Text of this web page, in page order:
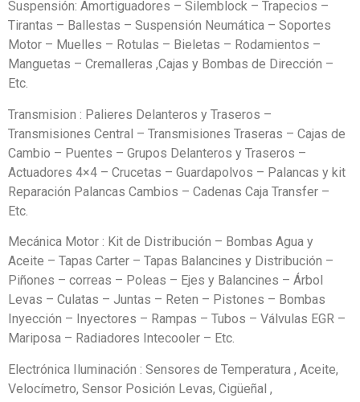
Suspensión: Amortiguadores – Silemblock – Trapecios –
Tirantas – Ballestas – Suspensión Neumática – Soportes
Motor – Muelles – Rotulas – Bieletas – Rodamientos –
Manguetas – Cremalleras ,Cajas y Bombas de Dirección –
Etc.
Transmision : Palieres Delanteros y Traseros –
Transmisiones Central – Transmisiones Traseras – Cajas de
Cambio – Puentes – Grupos Delanteros y Traseros –
Actuadores 4×4 – Crucetas – Guardapolvos – Palancas y kit
Reparación Palancas Cambios – Cadenas Caja Transfer –
Etc.
Mecánica Motor : Kit de Distribución – Bombas Agua y
Aceite – Tapas Carter – Tapas Balancines y Distribución –
Piñones – correas – Poleas – Ejes y Balancines – Árbol
Levas – Culatas – Juntas – Reten – Pistones – Bombas
Inyección – Inyectores – Rampas – Tubos – Válvulas EGR –
Mariposa – Radiadores Intecooler – Etc.
Electrónica Iluminación : Sensores de Temperatura , Aceite,
Velocímetro, Sensor Posición Levas, Cigüeñal ,